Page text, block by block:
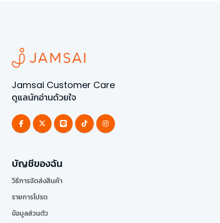
Jamsai Customer Care
ดูแลนักอ่านด้วยใจ
บัญชีของฉัน
วิธีการจัดส่งสินค้า
รายการโปรด
ข้อมูลส่วนตัว